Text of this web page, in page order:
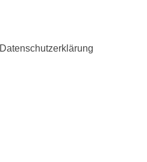
Datenschutzerklärung